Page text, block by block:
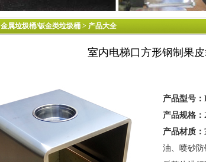
金属垃圾桶/钣金类垃圾桶 > 产品大全
室内电梯口方形钢制果
产品型号：
产品规格：
产品材质：
油、喷砂